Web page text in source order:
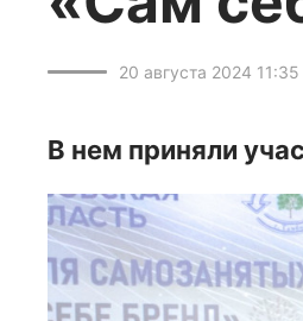
20 августа 2024 11:35
В нем приняли